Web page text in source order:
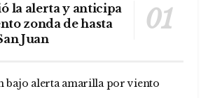
la alerta y anticipa
zonda de hasta
Juan
bajo alerta amarilla por viento